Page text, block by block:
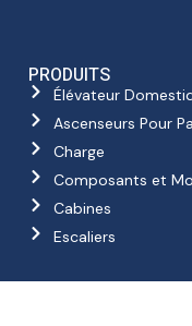
PRODUITS
Élévateur
Ascenseurs Pour
Charge
Composants et
Cabines
Escaliers